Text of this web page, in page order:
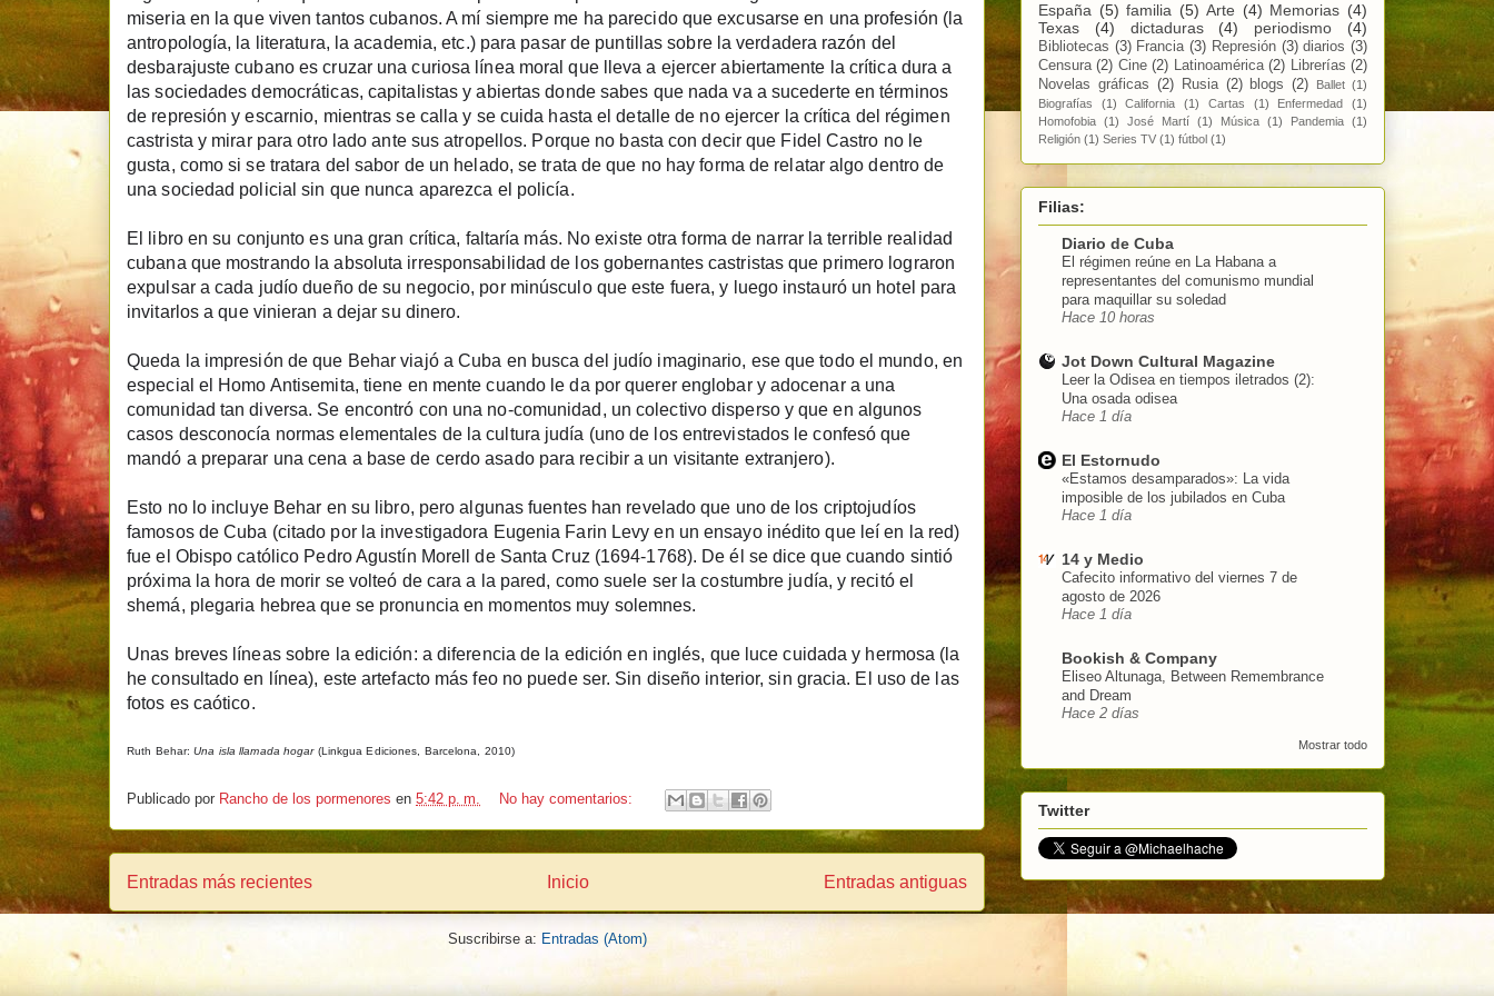
miseria en la que viven tantos cubanos.A mí siempre me ha parecido que excusarse en una profesión (la
antropología, la literatura, la academia, etc.) para pasar de puntillas sobre la verdadera razón del
desbarajuste cubano es cruzar una curiosa línea moral que lleva a ejercer abiertamente la crítica dura a
las sociedades democráticas, capitalistas y abiertas donde sabes que nada va a sucederte en términos
de represión y escarnio, mientras se calla y se cuida hasta el detalle de no ejercer la crítica del régimen
castrista y mirar para otro lado ante sus atropellos. Porque no basta con decir que Fidel Castro no le
gusta, como si se tratara del sabor de un helado, se trata de que no hay forma de relatar algo dentro de
una sociedad policial sin que nunca aparezca el policía.
El libro en su conjunto es una gran crítica, faltaría más. No existe otra forma de narrar la terrible realidad
cubana que mostrando la absoluta irresponsabilidad de los gobernantes castristas que primero lograron
expulsar a cada judío dueño de su negocio, por minúsculo que este fuera, y luego instauró un hotel para
invitarlos a que vinieran a dejar su dinero.
Queda la impresión de que Behar viajó a Cuba en busca del judío imaginario, ese que todo el mundo, en
especial el Homo Antisemita, tiene en mente cuando le da por querer englobar y adocenar a una
comunidad tan diversa. Se encontró con una no-comunidad, un colectivo disperso y que en algunos
casos desconocía normas elementales de la cultura judía (uno de los entrevistados le confesó que
mandó a preparar una cena a base de cerdo asado para recibir a un visitante extranjero).
Esto no lo incluye Behar en su libro, pero algunas fuentes han revelado que uno de los criptojudíos
famosos de Cuba (citado por la investigadora Eugenia Farin Levy en un ensayo inédito que leí en la red)
fue el Obispo católico Pedro Agustín Morell de Santa Cruz (1694-1768). De él se dice que cuando sintió
próxima la hora de morir se volteó de cara a la pared, como suele ser la costumbre judía, y recitó el
shemá, plegaria hebrea que se pronuncia en momentos muy solemnes.
Unas breves líneas sobre la edición: a diferencia de la edición en inglés, que luce cuidada y hermosa (la
he consultado en línea), este artefacto más feo no puede ser. Sin diseño interior, sin gracia. El uso de las
fotos es caótico.
Ruth Behar:Una isla llamada hogar(Linkgua Ediciones, Barcelona, 2010)
Publicado por Rancho de los pormenores en 5:42 p. m. No hay comentarios:
Entradas más recientes Entradas antiguas
Inicio
Suscribirse a: Entradas (Atom)
España (5) familia (5) Arte (4) Memorias (4)
Texas
(4) dictaduras (4) periodismo (4)
Bibliotecas (3) Francia (3) Represión (3) diarios (3)
Censura (2) Cine (2) Latinoamérica (2) Librerías (2)
Novelas gráficas (2) Rusia (2) blogs (2) Ballet (1)
Biografías
(1) California (1) Cartas (1) Enfermedad
(1)
Homofobia (1) José Martí (1) Música (1) Pandemia (1)
Religión (1) Series TV (1) fútbol (1)
Filias:
Diario de Cuba
El régimen reúne en La Habana a
representantes del comunismo mundial
para maquillar su soledad
Hace 10 horas
Jot Down Cultural Magazine
Leer la Odisea en tiempos iletrados (2):
Una osada odisea
Hace 1 día
El Estornudo
«Estamos desamparados»: La vida
imposible de los jubilados en Cuba
Hace 1 día
14 y Medio
Cafecito informativo del viernes 7 de
agosto de 2026
Hace 1 día
Bookish & Company
Eliseo Altunaga, Between Remembrance
and Dream
Hace 2 días
Mostrar todo
Twitter